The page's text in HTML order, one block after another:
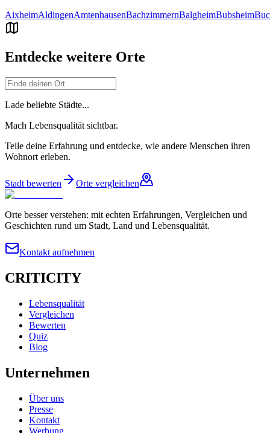
AixheimAldingenAmtenhausenBachzimmernBalgheimBubsheim
Entdecke weitere Orte
Lade beliebte Städte...
Mach Lebensqualität sichtbar.
Teile deine Erfahrung und entdecke, wie andere Menschen ihren
Wohnort erleben.
Stadt bewerten Orte vergleichen
Orte besser verstehen: mit echten Erfahrungen, Vergleichen und
Geschichten rund um Stadt, Land und Lebensqualität.
Kontakt aufnehmen
CRITICITY
Lebensqualität
Vergleichen
Bewerten
Quiz
Blog
Unternehmen
Über uns
Presse
Kontakt
Werbung